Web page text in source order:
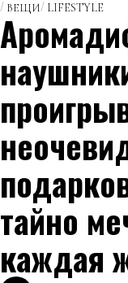
ВЕЩИ LIFESTYLE
тайно
каждая